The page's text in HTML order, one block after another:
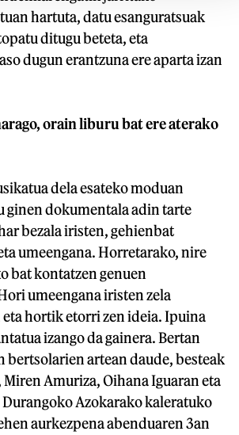
hartuta, datu esanguratsuak
ditugu beteta, eta
dugun erantzuna ere aparta izan
orain liburu bat ere aterako
dela esateko moduan
ginen dokumentala adin tarte
bezala iristen, gehienbat
umeengana. Horretarako, nire
bat kontatzen genuen
umeengana iristen zela
hortik etorri zen ideia. Ipuina
izango da gainera. Bertan
bertsolarien artean daude, besteak
Miren Amuriza, Oihana Iguaran eta
Azokarako kaleratuko
aurkezpena abenduaren 3an